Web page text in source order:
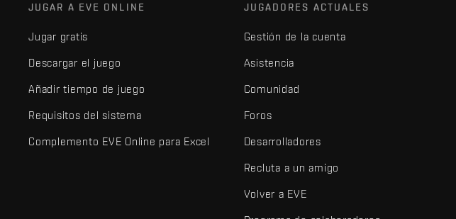
JUGAR A EVE ONLINE
Jugar gratis
Descargar el juego
Añadir tiempo de juego
Requisitos del sistema
Complemento EVE Online para Excel
JUGADORES ACTUALES
Gestión de la cuenta
Asistencia
Comunidad
Foros
Desarrolladores
Recluta a un amigo
Volver a EVE